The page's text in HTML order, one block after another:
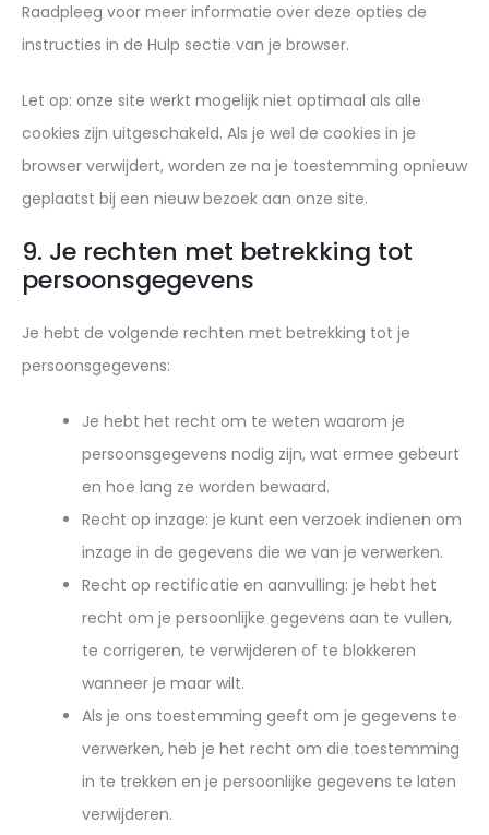
Raadpleeg voor meer informatie over deze opties de
instructies in de Hulp sectie van je browser.
Let op: onze site werkt mogelijk niet optimaal als alle
cookies zijn uitgeschakeld. Als je wel de cookies in je
browser verwijdert, worden ze na je toestemming opnieuw
geplaatst bij een nieuw bezoek aan onze site.
9. Je rechten met betrekking tot
persoonsgegevens
Je hebt de volgende rechten met betrekking tot je
persoonsgegevens:
Je hebt het recht om te weten waarom je
persoonsgegevens nodig zijn, wat ermee gebeurt
en hoe lang ze worden bewaard.
Recht op inzage: je kunt een verzoek indienen om
inzage in de gegevens die we van je verwerken.
Recht op rectificatie en aanvulling: je hebt het
recht om je persoonlijke gegevens aan te vullen,
te corrigeren, te verwijderen of te blokkeren
wanneer je maar wilt.
Als je ons toestemming geeft om je gegevens te
verwerken, heb je het recht om die toestemming
in te trekken en je persoonlijke gegevens te laten
verwijderen.